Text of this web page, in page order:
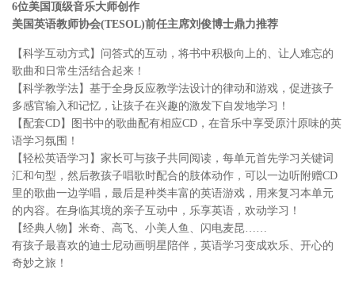
6位美国顶级音乐大师创作
美国英语教师协会(TESOL)前任主席刘俊博士鼎力推荐
【科学互动方式】问答式的互动，将书中积极向上的、让人难忘的
歌曲和日常生活结合起来！
【科学教学法】基于全身反应教学法设计的律动和游戏，促进孩子
多感官输入和记忆，让孩子在兴趣的激发下自发地学习！
【配套CD】图书中的歌曲配有相应CD，在音乐中享受原汁原味的英
语学习氛围！
【轻松英语学习】家长可与孩子共同阅读，每单元首先学习关键词
汇和句型，然后教孩子唱歌时配合的肢体动作，可以一边听附赠CD
里的歌曲一边学唱，最后是种类丰富的英语游戏，用来复习本单元
的内容。在身临其境的亲子互动中，乐享英语，欢动学习！
【经典人物】米奇、高飞、小美人鱼、闪电麦昆……
有孩子最喜欢的迪士尼动画明星陪伴，英语学习变成欢乐、开心的
奇妙之旅！